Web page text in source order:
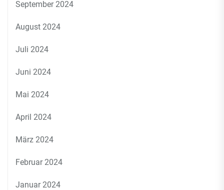
September 2024
August 2024
Juli 2024
Juni 2024
Mai 2024
April 2024
März 2024
Februar 2024
Januar 2024